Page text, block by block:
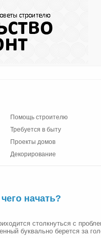
Помощь строителю
Требуется в быту
Проекты домов
Декорирование
начать?
столкнуться с
буквально берется за